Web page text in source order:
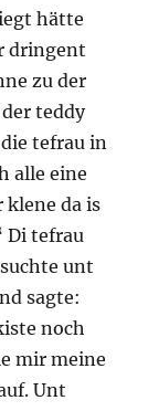
hätte
dringent
zu der
teddy
tefrau in
alle eine
klene da is
Di tefrau
unt
sagte:
noch
mir meine
Unt